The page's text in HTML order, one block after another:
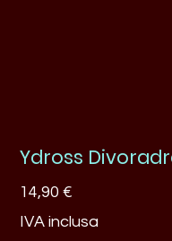
Ydross
Prezzo
14,90 €
IVA inclusa